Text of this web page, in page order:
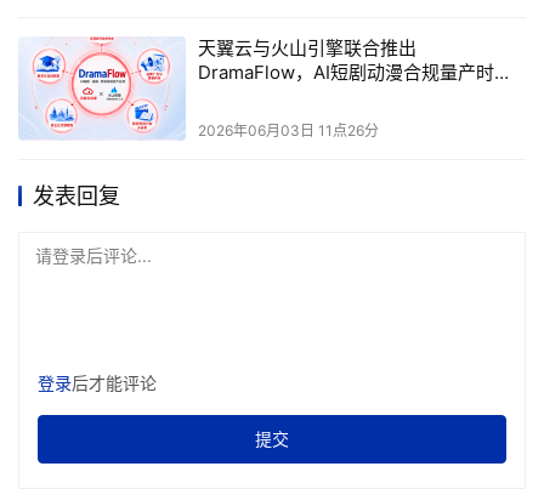
天翼云与火山引擎联合推出
DramaFlow，AI短剧动漫合规量产时代
2026年06月03日 11点26分
发表回复
请登录后评论...
登录后才能评论
提交